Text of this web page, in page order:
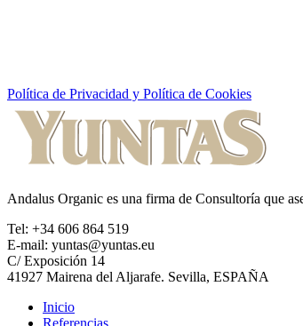
Política de Privacidad y Política de Cookies
Andalus Organic es una firma de Consultoría que
Tel: +34 606 864 519
E-mail: yuntas@yuntas.eu
C/ Exposición 14
41927 Mairena del Aljarafe. Sevilla, ESPAÑA
Inicio
Referencias